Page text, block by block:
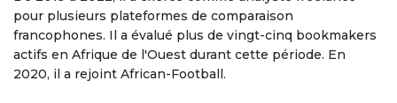
pour plusieurs plateformes de comparaison
francophones. Il a évalué plus de vingt-cinq bookmakers
actifs en Afrique de l'Ouest durant cette période. En
2020, il a rejoint African-Football.